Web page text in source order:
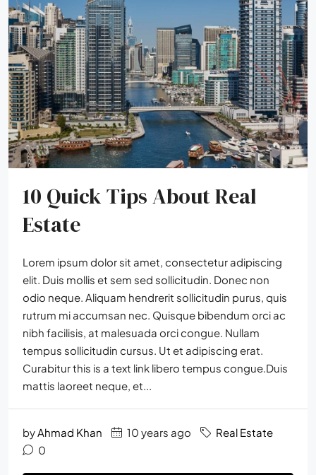
10 Quick Tips About Real
Estate
Lorem ipsum dolor sit amet, consectetur adipiscing
elit. Duis mollis et sem sed sollicitudin. Donec non
odio neque. Aliquam hendrerit sollicitudin purus, quis
rutrum mi accumsan nec. Quisque bibendum orci ac
nibh facilisis, at malesuada orci congue. Nullam
tempus sollicitudin cursus. Ut et adipiscing erat.
Curabitur this is a text link libero tempus congue.Duis
mattis laoreet neque, et...
byAhmad Khan 10 years ago
Real Estate
0